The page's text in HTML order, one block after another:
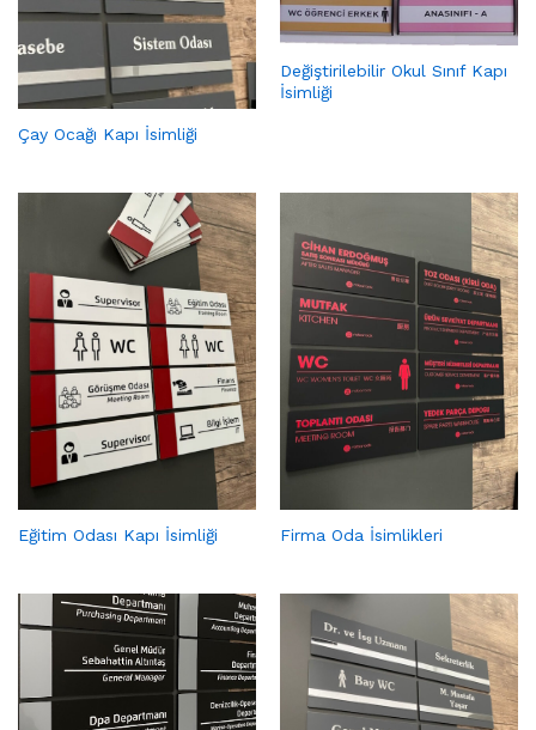
Çay Ocağı Kapı İsimliği
Değiştirilebilir Okul Sınıf Kapı
İsimliği
Eğitim Odası Kapı İsimliği Firma Oda İsimlikleri